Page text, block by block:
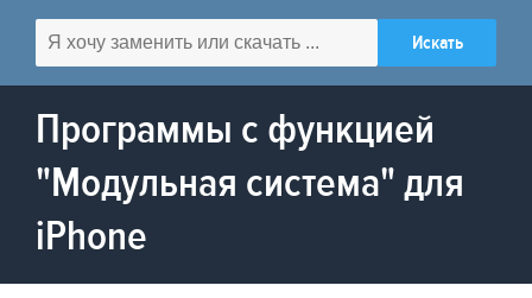
Программы с функцией
"Модульная система" для
iPhone